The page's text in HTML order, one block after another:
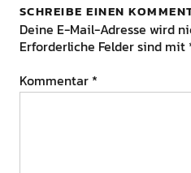
SCHREIBE EINEN
Deine E-Mail-Adresse wird
Erforderliche Felder sind mit
Kommentar *